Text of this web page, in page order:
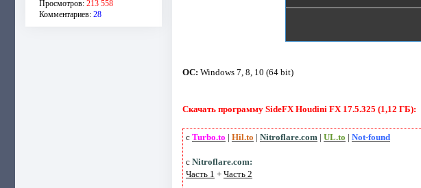
Просмотров: 213 558
Комментариев: 28
ОС: Windows 7, 8, 10 (64 bit)
Скачать программу SideFX Houdini FX 17.5.325 (1,12 ГБ):
с Turbo.to | Hil.to | Nitroflare.com | UL.to | Not-found
с Nitroflare.com:
Часть 1 + Часть 2